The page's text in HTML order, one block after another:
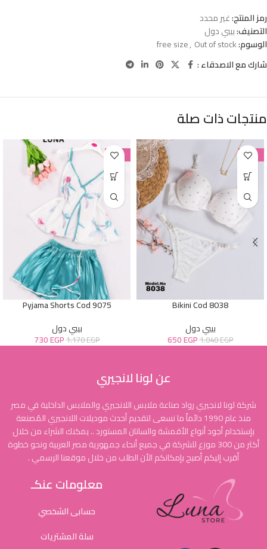
رمز المنتج:غير محدد
التصنيف:بيبي دول
الوسوم:
free size, Out of stock
شارك مع الاصدقاء :
منتجات ذات صلة
-38%
Bikini Cod 8038
بيبي دول
1.040EGP
650EGP
-38%
Pyjama Shorts Cod 9075
بيبي دول
1.170EGP
730EGP
عن لونا لانجيري
شركة لونا لانجيري رواد صناعة ملابس اللانجيري والملابس الداخلية في مصر
منذ عام 1990 دائماً ما نسعى لتقديم أحدث موديلات اللانجيري المُصنعة
بإستخدام أجود أنواع الأقمشة والساتان المستورد .. يمكنك الشراء من خلال
أكثر من 300 موزع للشركة في جميع أنحاء جمهورية مصر العربية ونحو خطوة
أقرب إليكم أصبح بإمكانكم الأن الطلب من خلال موقعنا الرسمي .
معلومات عنكـ
حسابى الشخصي
سلة المشتريات